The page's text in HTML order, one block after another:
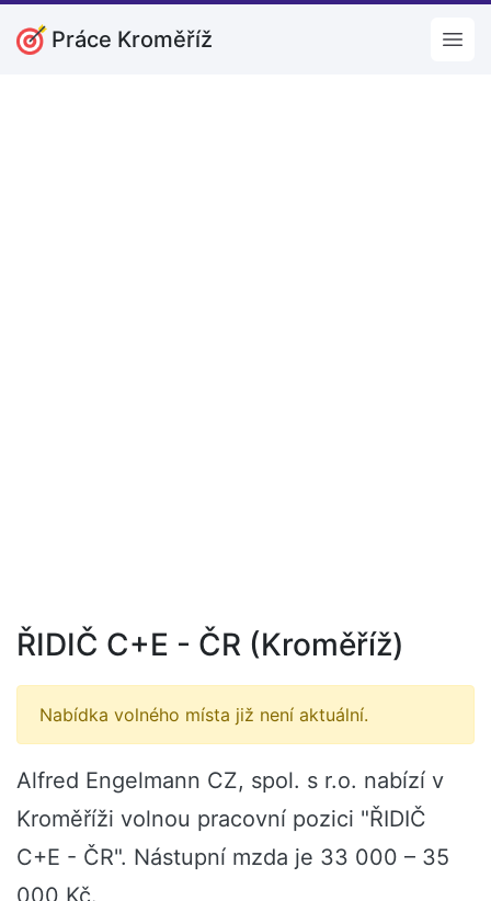
Práce Kroměříž
ŘIDIČ C+E - ČR (Kroměříž)
Nabídka volného místa již není aktuální.
Alfred Engelmann CZ, spol. s r.o. nabízí v
Kroměříži volnou pracovní pozici "ŘIDIČ
C+E - ČR". Nástupní mzda je 33 000 – 35
000 Kč.